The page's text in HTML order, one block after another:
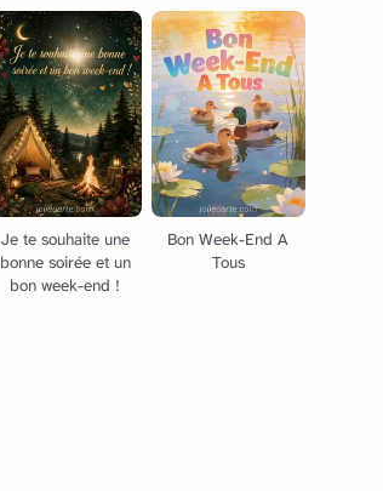
Je te souhaite une
bonne soirée et un
bon week-end !
Bon Week-End A
Tous